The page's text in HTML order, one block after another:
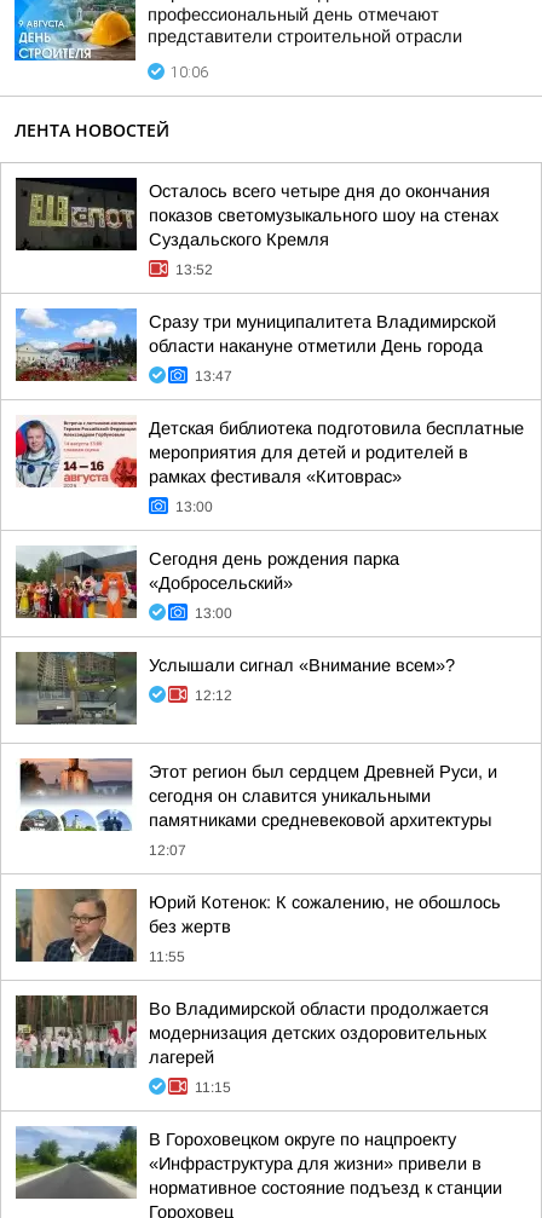
профессиональный день отмечают
представители строительной отрасли
10:06
ЛЕНТА НОВОСТЕЙ
Осталось всего четыре дня до окончания
показов светомузыкального шоу на стенах
Суздальского Кремля
13:52
Сразу три муниципалитета Владимирской
области накануне отметили День города
13:47
Детская библиотека подготовила бесплатные
мероприятия для детей и родителей в
рамках фестиваля «Китоврас»
13:00
Сегодня день рождения парка
«Добросельский»
13:00
Услышали сигнал «Внимание всем»?
12:12
Этот регион был сердцем Древней Руси, и
сегодня он славится уникальными
памятниками средневековой архитектуры
12:07
Юрий Котенок: К сожалению, не обошлось
без жертв
11:55
Во Владимирской области продолжается
модернизация детских оздоровительных
лагерей
11:15
В Гороховецком округе по нацпроекту
«Инфраструктура для жизни» привели в
нормативное состояние подъезд к станции
Гороховец